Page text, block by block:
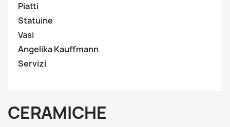
Piatti
Statuine
Vasi
Angelika Kauffmann
Servizi
CERAMICHE